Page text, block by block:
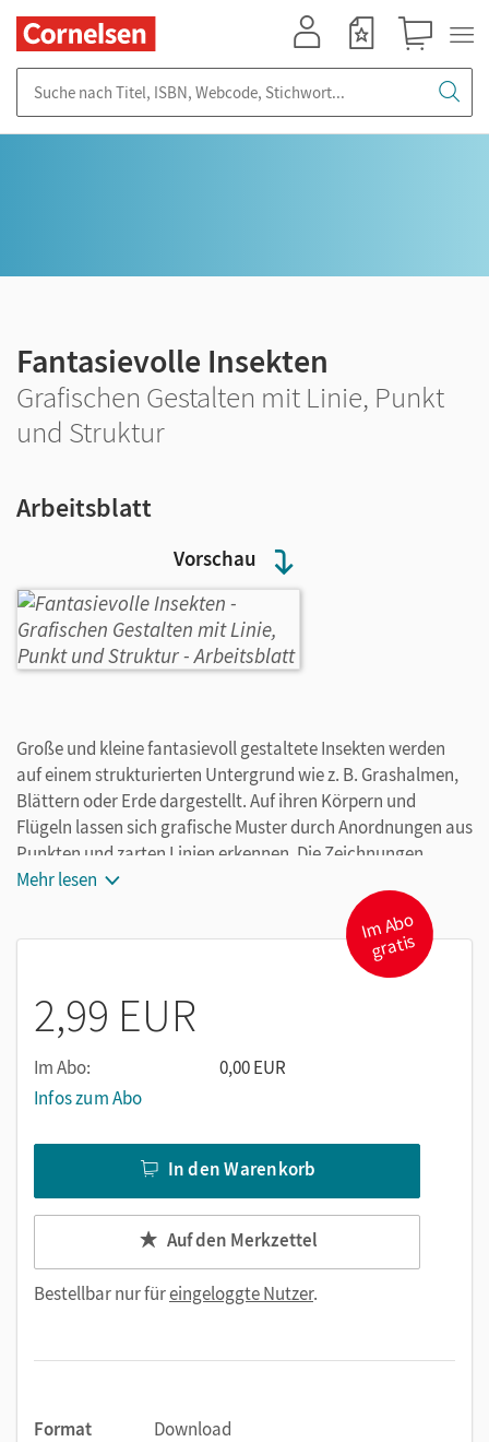
Vorschau
Fantasievolle Insekten
Grafischen Gestalten mit Linie, Punkt
und Struktur
Arbeitsblatt
Große und kleine fantasievoll gestaltete Insekten werden
auf einem strukturierten Untergrund wie z. B. Grashalmen,
Blättern oder Erde dargestellt. Auf ihren Körpern und
Flügeln lassen sich grafische Muster durch Anordnungen aus
Punkten und zarten Linien erkennen. Die Zeichnungen
werden mit einem feinzeichnenden schwarzen Filzstift
ausgearbeitet. Dabei achten die Schülerinnen und Schüler
darauf, dass sich die Insekten durch Muster und Streifen
deutlich voneinander unterscheiden und vom Hintergrund
abheben. Bei dieser Aufgabe aus dem Bereich „Grafik“
experimentieren die Schülerinnen und Schüler mit der
Wirkungsweise grundlegender grafischer Elemente wie
Punkt und Linie und deren Verbindung zu grafischen
Strukturen.
Mehr lesen
I
m
A
b
o
gr
atis
2,99 EUR
Im Abo:
0,00 EUR
Infos zum Abo
In den Warenkorb
Auf den Merkzettel
Bestellbar nur füreingeloggte Nutzer.
Format
Download